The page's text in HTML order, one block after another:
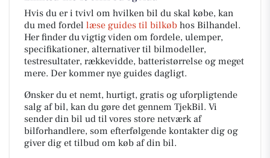
Hvis du er i tvivl om hvilken bil du skal købe, kan
du med fordel læse guides til bilkøb hos Bilhandel.
Her finder du vigtig viden om fordele, ulemper,
specifikationer, alternativer til bilmodeller,
testresultater, rækkevidde, batteristørrelse og meget
mere. Der kommer nye guides dagligt.
Ønsker du et nemt, hurtigt, gratis og uforpligtende
salg af bil, kan du gøre det gennem TjekBil. Vi
sender din bil ud til vores store netværk af
bilforhandlere, som efterfølgende kontakter dig og
giver dig et tilbud om køb af din bil.